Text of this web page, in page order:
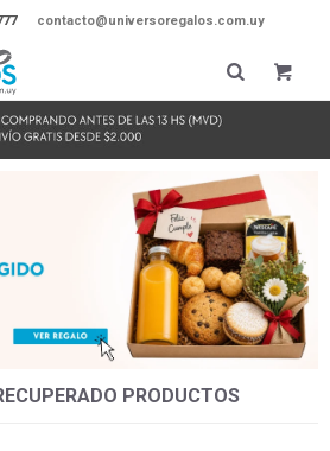
contacto@universoregalos.com.uy
PRODUCTOS